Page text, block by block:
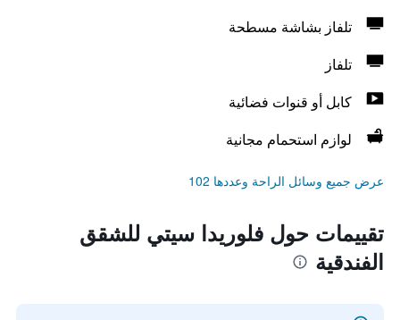
تلفاز بشاشة مسطحة
تلفاز
كابل أو قنوات فضائية
لوازم استحمام مجانية
عرض جميع وسائل الراحة وعددها 102
تقييمات حول فلوريدا سيتي للشقق
الفندقية